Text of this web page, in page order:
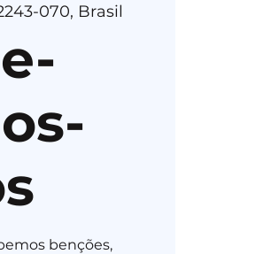
070, Brasil
benções,